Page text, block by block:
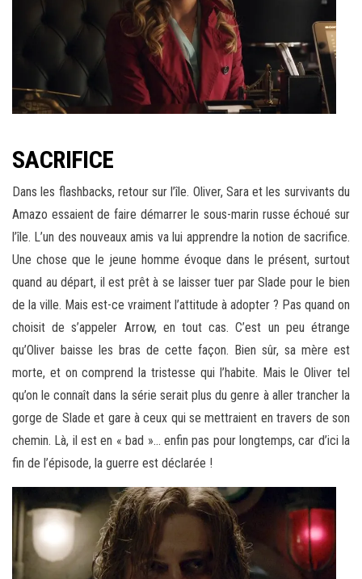
SACRIFICE
Dans les flashbacks, retour sur l’île. Oliver, Sara et les survivants du
Amazo essaient de faire démarrer le sous-marin russe échoué sur
l’île. L’un des nouveaux amis va lui apprendre la notion de sacrifice.
Une chose que le jeune homme évoque dans le présent, surtout
quand au départ, il est prêt à se laisser tuer par Slade pour le bien
de la ville. Mais est-ce vraiment l’attitude à adopter ? Pas quand on
choisit de s’appeler Arrow, en tout cas. C’est un peu étrange
qu’Oliver baisse les bras de cette façon. Bien sûr, sa mère est
morte, et on comprend la tristesse qui l’habite. Mais le Oliver tel
qu’on le connaît dans la série serait plus du genre à aller trancher la
gorge de Slade et gare à ceux qui se mettraient en travers de son
chemin. Là, il est en « bad »… enfin pas pour longtemps, car d’ici la
fin de l’épisode, la guerre est déclarée !